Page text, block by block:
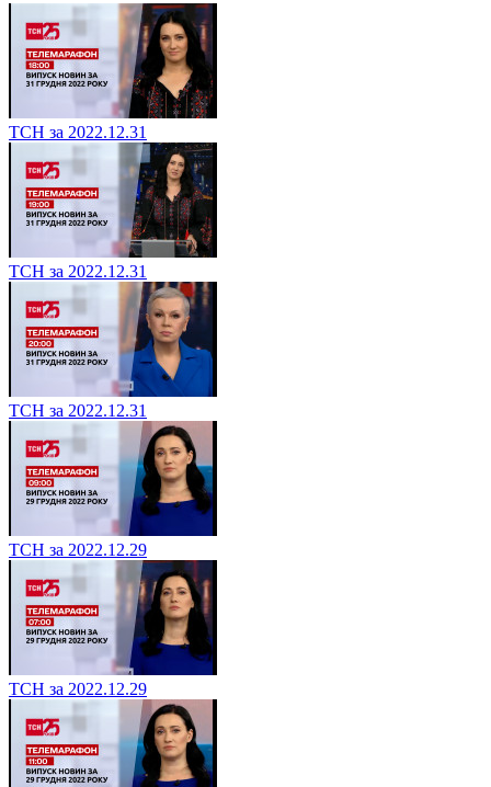
ТСН за 2022.12.31
ТСН за 2022.12.31
ТСН за 2022.12.31
ТСН за 2022.12.29
ТСН за 2022.12.29